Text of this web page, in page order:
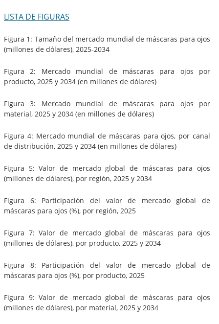
LISTA DE FIGURAS
Figura 1: Tamaño del mercado mundial de máscaras para ojos
(millones de dólares), 2025-2034
Figura 2: Mercado mundial de máscaras para ojos por
producto, 2025 y 2034 (en millones de dólares)
Figura 3: Mercado mundial de máscaras para ojos por
material, 2025 y 2034 (en millones de dólares)
Figura 4: Mercado mundial de máscaras para ojos, por canal
de distribución, 2025 y 2034 (en millones de dólares)
Figura 5: Valor de mercado global de máscaras para ojos
(millones de dólares), por región, 2025 y 2034
Figura 6: Participación del valor de mercado global de
máscaras para ojos (%), por región, 2025
Figura 7: Valor de mercado global de máscaras para ojos
(millones de dólares), por producto, 2025 y 2034
Figura 8: Participación del valor de mercado global de
máscaras para ojos (%), por producto, 2025
Figura 9: Valor de mercado global de máscaras para ojos
(millones de dólares), por material, 2025 y 2034